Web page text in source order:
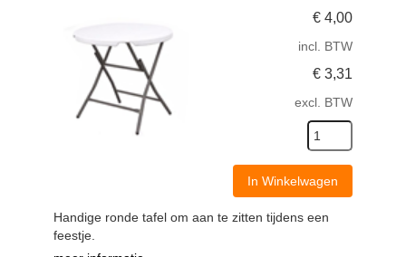
€ 4,00
incl. BTW
€ 3,31
excl. BTW
In Winkelwagen
Handige ronde tafel om aan te zitten tijdens een
feestje.